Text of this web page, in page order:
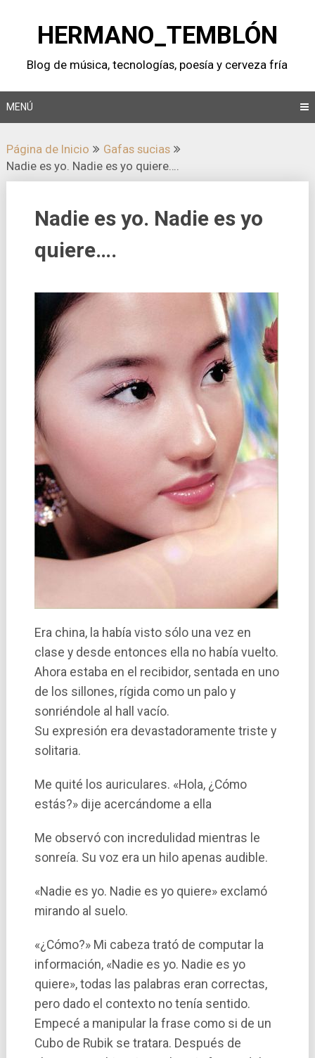
contenidoHERMANO_TEMBLÓN
Blog de música, tecnologí­as, poesí­a y cerveza frí­a
MENÚ
Página de Inicio
Gafas sucias
Nadie es yo. Nadie es yo quiere….
Nadie es yo. Nadie es yo
quiere….
Era china, la habí­a visto sólo una vez en
clase y desde entonces ella no habí­a vuelto.
Ahora estaba en el recibidor, sentada en uno
de los sillones, rí­gida como un palo y
sonriéndole al hall vací­o.
Su expresión era devastadoramente triste y
solitaria.
Me quité los auriculares. «Hola, ¿Cómo
estás?» dije acercándome a ella
Me observó con incredulidad mientras le
sonreí­a. Su voz era un hilo apenas audible.
«Nadie es yo. Nadie es yo quiere» exclamó
mirando al suelo.
«¿Cómo?» Mi cabeza trató de computar la
información, «Nadie es yo. Nadie es yo
quiere», todas las palabras eran correctas,
pero dado el contexto no tení­a sentido.
Empecé a manipular la frase como si de un
Cubo de Rubik se tratara. Después de